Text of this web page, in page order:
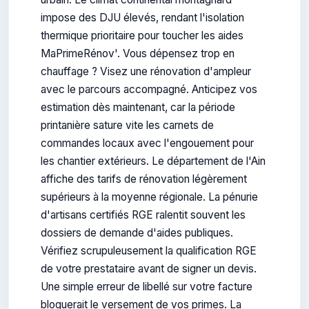
impose des DJU élevés, rendant l'isolation
thermique prioritaire pour toucher les aides
MaPrimeRénov'. Vous dépensez trop en
chauffage ? Visez une rénovation d'ampleur
avec le parcours accompagné. Anticipez vos
estimation dès maintenant, car la période
printanière sature vite les carnets de
commandes locaux avec l'engouement pour
les chantier extérieurs. Le département de l'Ain
affiche des tarifs de rénovation légèrement
supérieurs à la moyenne régionale. La pénurie
d'artisans certifiés RGE ralentit souvent les
dossiers de demande d'aides publiques.
Vérifiez scrupuleusement la qualification RGE
de votre prestataire avant de signer un devis.
Une simple erreur de libellé sur votre facture
bloquerait le versement de vos primes. La